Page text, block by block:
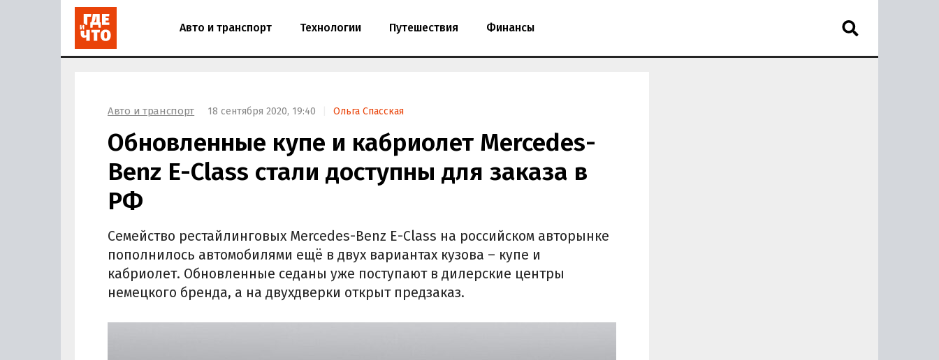
Авто и транспорт Технологии Путешествия Финансы
Авто и транспорт 18 сентября 2020, 19:40 Ольга Спасская
Обновленные купе и кабриолет Mercedes-
Benz E-Class стали доступны для заказа в
РФ
Семейство рестайлинговых Mercedes-Benz E-Class на российском авторынке
пополнилось автомобилями ещё в двух вариантах кузова – купе и
кабриолет. Обновленные седаны уже поступают в дилерские центры
немецкого бренда, а на двухдверки открыт предзаказ.